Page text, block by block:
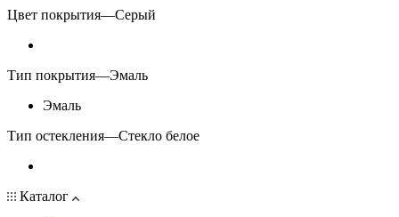
Цвет покрытия—Серый
Тип покрытия—Эмаль
Эмаль
Тип остекления—Стекло белое
Каталог